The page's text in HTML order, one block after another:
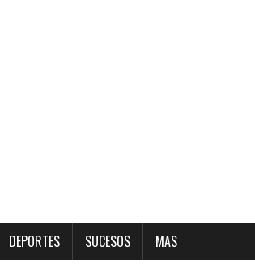
DEPORTES SUCESOS MAS